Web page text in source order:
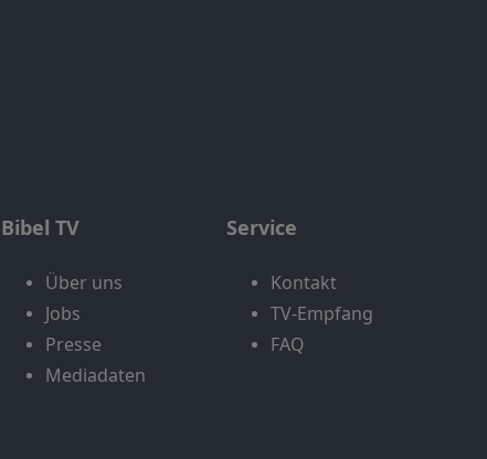
Bibel TV
Über uns
Jobs
Presse
Mediadaten
Service
Kontakt
TV-Empfang
FAQ